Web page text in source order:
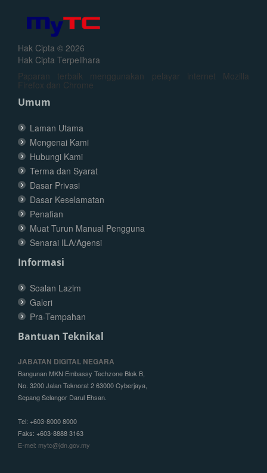
Hak Cipta © 2026
Hak Cipta Terpelihara
Paparan terbaik menggunakan pelayar internet Mozilla
Firefox dan Chrome
Umum
Laman Utama
Mengenai Kami
Hubungi Kami
Terma dan Syarat
Dasar Privasi
Dasar Keselamatan
Penafian
Muat Turun Manual Pengguna
Senarai ILA/Agensi
Informasi
Soalan Lazim
Galeri
Pra-Tempahan
Bantuan Teknikal
JABATAN DIGITAL NEGARA
Bangunan MKN Embassy Techzone Blok B,
No. 3200 Jalan Teknorat 2 63000 Cyberjaya,
Sepang Selangor Darul Ehsan.
Tel: +603-8000 8000
Faks: +603-8888 3163
E-mel: mytc@jdn.gov.my